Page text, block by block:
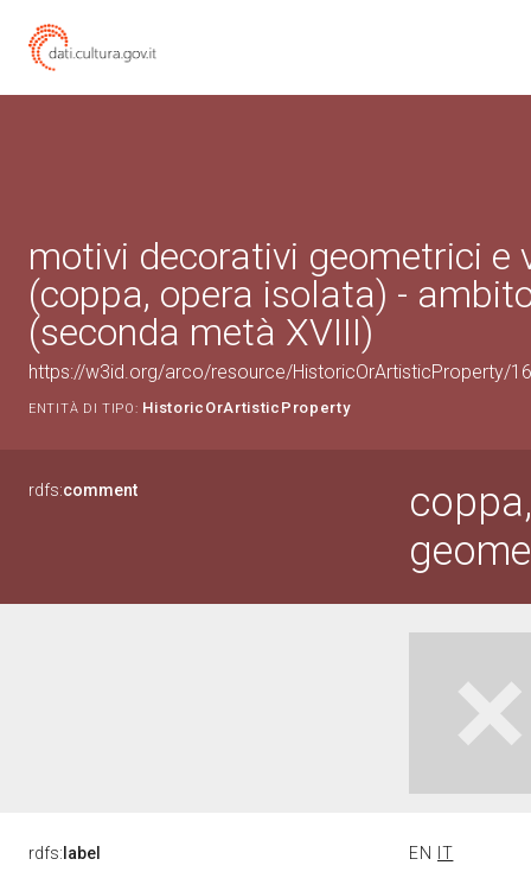
motivi decorativi geometrici e
(coppa, opera isolata) -
(seconda metà XVIII)
https://w3id.org/arco/resource/HistoricOrArtisticProperty/
ENTITÀ DI TIPO: HistoricOrArtisticProperty
rdfs:comment
rdfs: label EN IT